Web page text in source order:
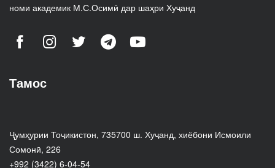
номи академик М.С.Осимӣ дар шаҳри Хуҷанд
Тамос
Ҷумҳурии Тоҷикистон, 735700 ш. Хуҷанд, хиёбони Исмоили
Сомонӣ, 226
+992 (3422) 6-04-54